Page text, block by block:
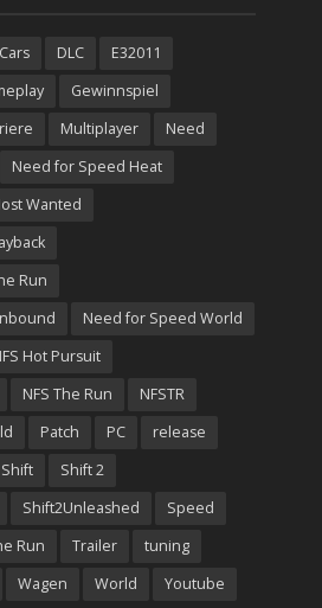
Cars DLC
E32011
Gewinnspiel
Multiplayer
Need
Need for Speed Heat
Wanted
Run
Need for Speed World
Hot Pursuit
NFS The Run
NFSTR
Patch PC
release
Shift
Shift 2
Shift2Unleashed
Speed
Run Trailer
tuning
Wagen World Youtube